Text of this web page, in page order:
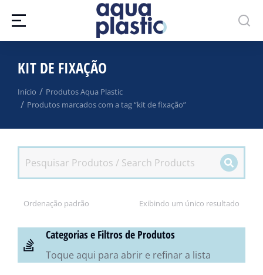
KIT DE FIXAÇÃO
Você está aqui:
Início
Produtos Aqua Plastic
Produtos marcados com a tag “kit de fixação”
Exibindo um único resultado
Categorias e Filtros de Produtos
Toque aqui para abrir e refinar a lista